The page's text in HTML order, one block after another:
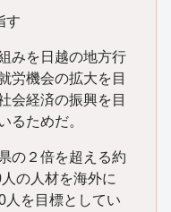
す
みを日越の地方行
労機会の拡大を目
会経済の振興を目
るためだ。
の２倍を超える約
の人材を海外に
人を目標としてい